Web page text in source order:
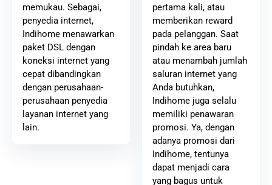
memukau. Sebagai,
penyedia internet,
Indihome menawarkan
paket DSL dengan
koneksi internet yang
cepat dibandingkan
dengan perusahaan-
perusahaan penyedia
layanan internet yang
lain.
pertama kali, atau
memberikan reward
pada pelanggan. Saat
pindah ke area baru
atau menambah jumlah
saluran internet yang
Anda butuhkan,
Indihome juga selalu
memiliki penawaran
promosi. Ya, dengan
adanya promosi dari
Indihome, tentunya
dapat menjadi cara
yang bagus untuk